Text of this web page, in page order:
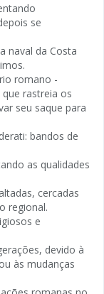
se
naval da Costa
romano -
rastreia os
seu saque para
bandos de
as qualidades
cercadas
regional.
e
devido à
às mudanças